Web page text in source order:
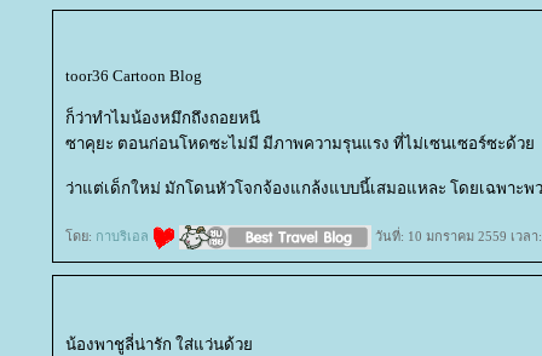
toor36 Cartoon Blog
ก็ว่าทำไมน้องหมึกถึงถอยหนี
ซาคุยะ ตอนก่อนโหดซะไม่มี มีภาพความรุนแรง ที่ไม่เซนเซอร์ซะด้ว
ว่าแต่เด็กใหม่ มักโดนหัวโจกจ้องแกล้งแบบนี้เสมอแหละ โดยเฉพาะพ
ดย: กาบริเอล วันที่: 10 มกราคม 2559 เวลา
น้องพาชูลี่น่ารัก ใส่แว่นด้ว